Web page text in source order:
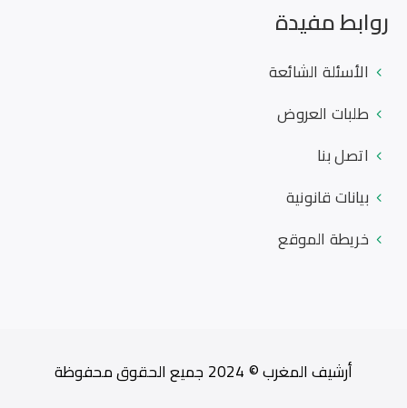
روابط مفيدة
الأسئلة الشائعة
طلبات العروض
اتصل بنا
بيانات قانونية
خريطة الموقع
أرشيف المغرب © 2024 جميع الحقوق محفوظة